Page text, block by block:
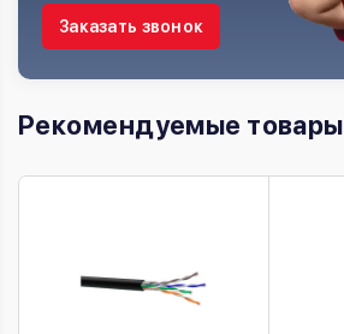
Заказать звонок
Рекомендуемые товары